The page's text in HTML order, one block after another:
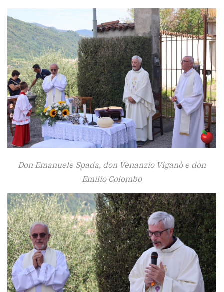
Don Emanuele Spada, don Venanzio Viganò e don
Emilio Colombo